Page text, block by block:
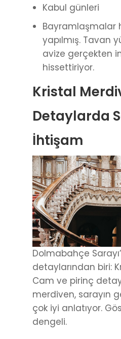
Kabul günleri
Bayramlaşmalar
yapılmış. Tavan
avize gerçekten
hissettiriyor.
Kristal
Detaylarda
İhtişam
Dolmabahçe
detaylarından biri:
Cam ve pirinç
merdiven, sarayın
çok iyi anlatıyor.
dengeli.